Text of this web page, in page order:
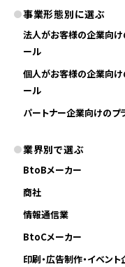
事業形態別に選ぶ
法人がお客様の企業向け
ール
個人がお客様の企業向け
ール
パートナー企業向けのプ
業界別で選ぶ
BtoBメーカー
商社
情報通信業
BtoCメーカー
印刷・広告制作・イベン